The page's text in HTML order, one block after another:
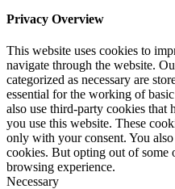
Privacy Overview
This website uses cookies to
navigate through the website.
categorized as necessary are
essential for the working of
also use third-party cookies that
you use this website. These
only with your consent. You
cookies. But opting out of some
browsing experience.
Necessary